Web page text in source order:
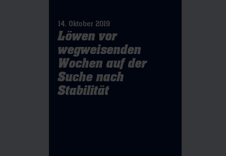
14. Oktober 2019
Löwen vor
wegweisenden
Wochen auf der
Suche nach
Stabilität